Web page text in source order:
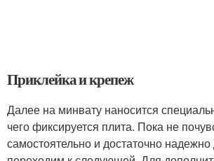
Приклейка и крепеж
Далее на минвату наносится
чего фиксируется плита. Пока не
самостоятельно и достаточно